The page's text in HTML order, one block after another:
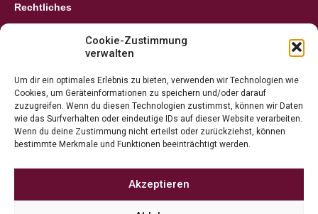
Cookie-Zustimmung
verwalten
Um dir ein optimales Erlebnis zu bieten, verwenden wir Technologien wie
Cookies, um Geräteinformationen zu speichern und/oder darauf
zuzugreifen. Wenn du diesen Technologien zustimmst, können wir Daten
wie das Surfverhalten oder eindeutige IDs auf dieser Website verarbeiten.
Wenn du deine Zustimmung nicht erteilst oder zurückziehst, können
bestimmte Merkmale und Funktionen beeinträchtigt werden.
Akzeptieren
Rechtliches
» Cookie-Richtlinie